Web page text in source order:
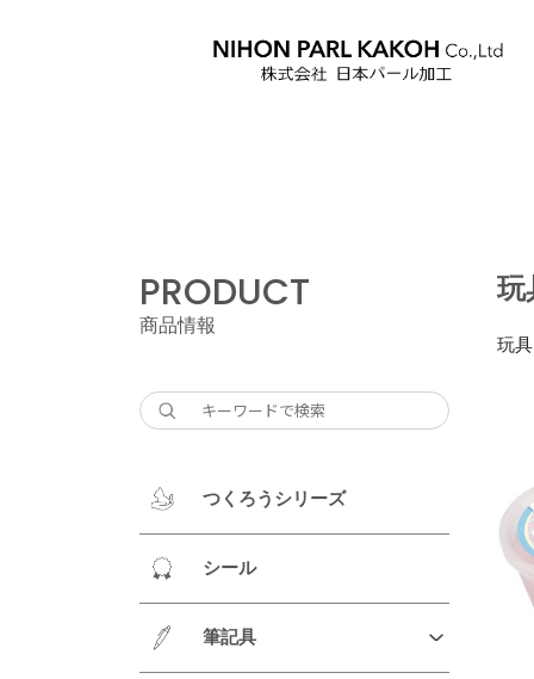
PRODUCT
商品情報
つくろうシリーズ
シール
筆記具
玩
玩具